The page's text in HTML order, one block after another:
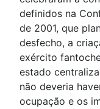
definidos na
de 2001, que
desfecho, a
exército
estado
não deveria
ocupação e os